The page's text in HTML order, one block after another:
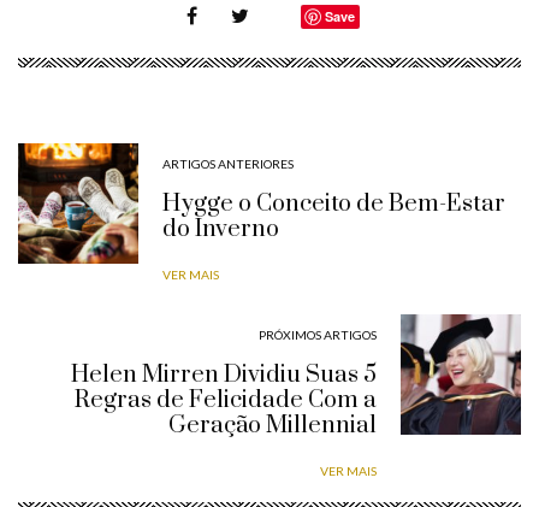
Save
ARTIGOS ANTERIORES
Hygge o Conceito de Bem-Estar
do Inverno
VER MAIS
PRÓXIMOS ARTIGOS
Helen Mirren Dividiu Suas 5
Regras de Felicidade Com a
Geração Millennial
VER MAIS